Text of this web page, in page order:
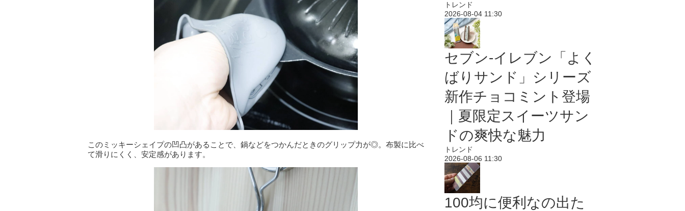
このミッキーシェイプの凹凸があることで、鍋などをつかんだときのグリップ力が◎。布製に比べ
て滑りにくく、安定感があります。
トレンド
2026-08-04 11:30
セブン‐イレブン「よく
ばりサンド」シリーズ
新作チョコミント登場
｜夏限定スイーツサン
ドの爽快な魅力
トレンド
2026-08-06 11:30
100均に便利なの出た